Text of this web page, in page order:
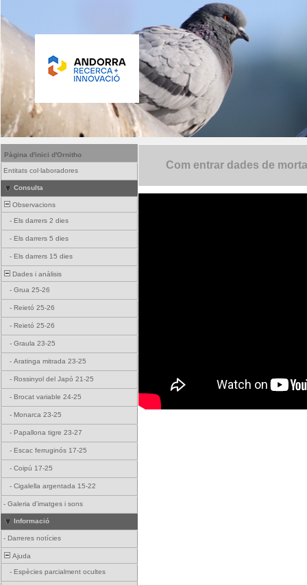
Pàgina d'inici d'Ornitho
Entitats col·laboradores
Consulta
Observacions
- Els darrers 2 dies
- Els darrers 5 dies
- Els darrers 15 dies
Dades i anàlisis
- Grua 25-26
- Reietó 25-26
- Reietó 25-26
- Graula 23-25
- Aratinga mitrada 23-25
- Rossinyol del Japó 21-25
- Brocat variable 24-25
- Monarca 23-25
- Papallona tigre 23-27
- Escac ferruginós 17-25
- Coipú 17-25
- Cigalella argentada 15-22
- Galeria d'imatges i sons
Informació
- Darreres notícies
Ajuda
- Espècies parcialment ocultes
Com entrar dades de